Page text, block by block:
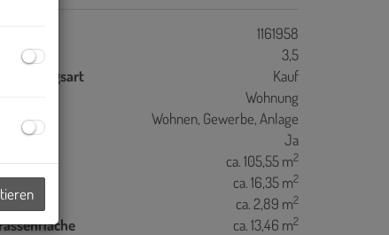
1161958
3,5
Kauf
Wohnung
Wohnen Gewerbe Anlage
Ja
ca. 105,55 m2
Fläche ca. 16,35 m2
ca. 2,89 m2
ca. 13,46 m2